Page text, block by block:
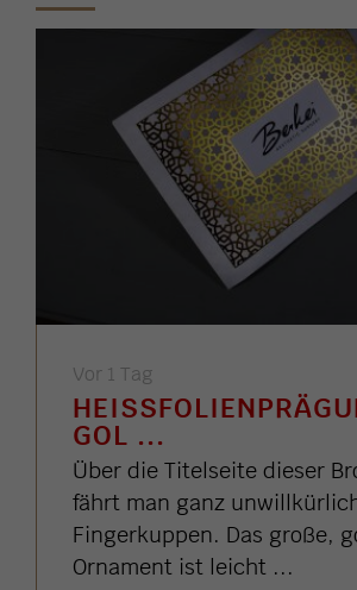
Vor 1 Tag
OL ...
Über die Titelseite dieser
fährt man ganz
Fingerkuppen. Das große,
Ornament ist leicht ...